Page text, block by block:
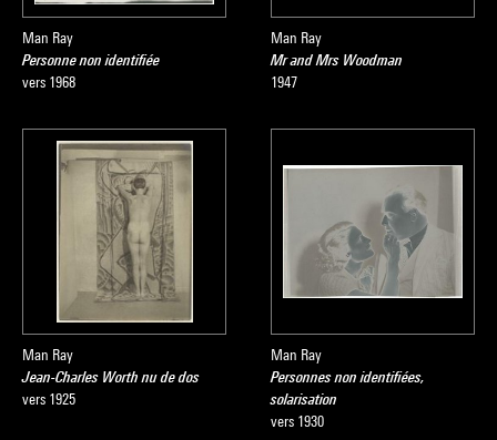
Man Ray
Personne non identifiée
vers 1968
Man Ray
Mr and Mrs Woodman
1947
Man Ray
Jean-Charles Worth nu de dos
vers 1925
Man Ray
Personnes non identifiées,
solarisation
vers 1930